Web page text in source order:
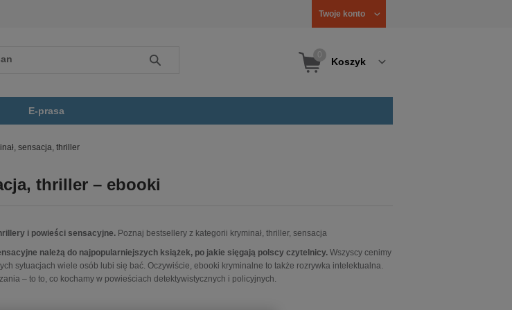
Twoje konto
Szukaj Koszyk
E-prasa
sensacja, thriller
thriller – ebooki
i powieści sensacyjne. Poznaj bestsellery z kategorii kryminał, thriller, sensacja
należą do najpopularniejszych książek, po jakie sięgają polscy czytelnicy. Wszyscy cenimy
sytuacjach wiele osób lubi się bać. Oczywiście, ebooki kryminalne to także rozrywka intelektualna.
– to to, co kochamy w powieściach detektywistycznych i policyjnych.